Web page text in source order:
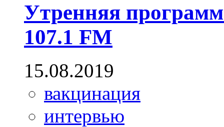
Утренняя
107.1 FM
15.08.2019
вакцинация
интервью